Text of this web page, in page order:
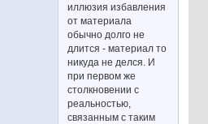
иллюзия избавления
от материала
обычно долго не
длится - материал то
никуда не делся. И
при первом же
столкновении с
реальностью,
связанным с таким